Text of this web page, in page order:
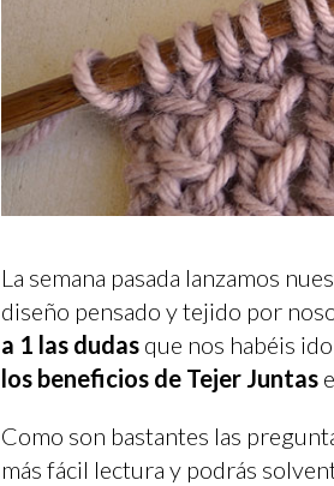
La semana pasada lanzamos
diseño pensado y tejido por
a 1 las dudasque nos habéis
los beneficios de Tejer Juntas
Como son bastantes las
más fácil lectura y podrás